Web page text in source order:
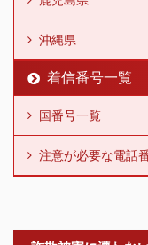
沖縄県
着信番号一覧
国番号一覧
注意が必要な電話